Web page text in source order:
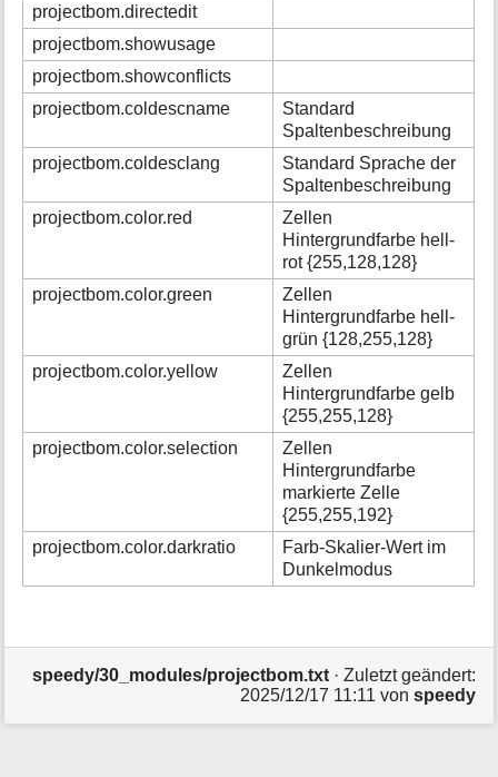
projectbom.directedit
projectbom.showusage
projectbom.showconflicts
projectbom.coldescname
Standard
Spaltenbeschreibung
projectbom.coldesclang
Standard Sprache der
Spaltenbeschreibung
projectbom.color.red
Zellen
Hintergrundfarbe hell-
rot {255,128,128}
projectbom.color.green
Zellen
Hintergrundfarbe hell-
grün {128,255,128}
projectbom.color.yellow
Zellen
Hintergrundfarbe gelb
{255,255,128}
projectbom.color.selection
Zellen
Hintergrundfarbe
markierte Zelle
{255,255,192}
projectbom.color.darkratio
Farb-Skalier-Wert im
Dunkelmodus
speedy/30_modules/projectbom.txt· Zuletzt geändert:
2025/12/17 11:11 von speedy